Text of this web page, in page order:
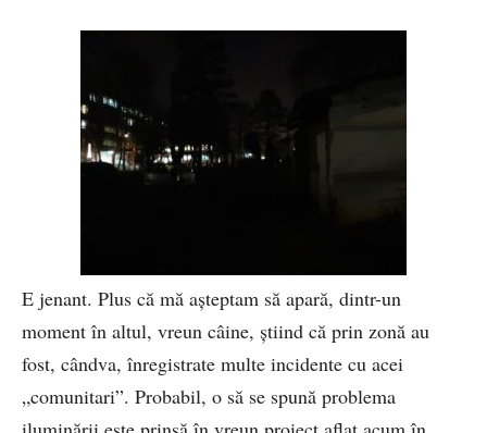
E jenant. Plus că mă așteptam să apară, dintr-un
moment în altul, vreun câine, știind că prin zonă au
fost, cândva, înregistrate multe incidente cu acei
„comunitari”. Probabil, o să se spună problema